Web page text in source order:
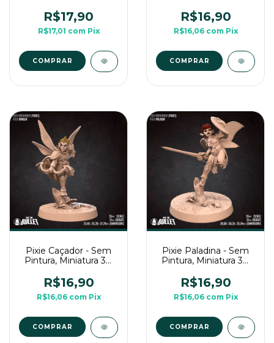
Mesa
R$17,90
R$17,01 com Pix
COMPRAR
Mesa
R$16,90
R$16,06 com Pix
COMPRAR
Pixie Caçador - Sem
Pintura, Miniatura 3D
Mesa
R$16,90
R$16,06 com Pix
COMPRAR
Pixie Paladina - Sem
Pintura, Miniatura 3D
Mesa
R$16,90
R$16,06 com Pix
COMPRAR